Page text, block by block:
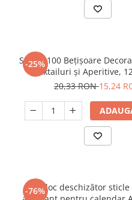
-25%
Set de 100 Bețișoare
Cocktailuri și Aperitive,
buc/set
20,33 RON15,24
-76%
Breloc deschizător sticle